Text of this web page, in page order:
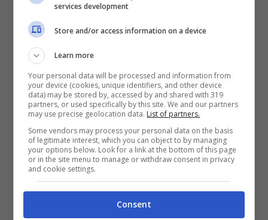
dopo Marte. Con il passare del tempo
miglioreranno lentamente le condizioni di
osservabilità, ma per individuarlo, come di
consueto, è necessario il
essendo osservabile a occhio nudo.
Nettuno si trova ancora nella costellazione
dell’Acquario, dove è destinato a rimanere
fino al 2022.
pianeta sorgerà intorno alla mezzanotte,
services development
Store and/or access information on a device
Learn more
Your personal data will be processed and information from
your device (cookies, unique identifiers, and other device
data) may be stored by, accessed by and shared with 319
partners, or used specifically by this site. We and our partners
may use precise geolocation data. List of partners.
Some vendors may process your personal data on the basis
of legitimate interest, which you can object to by managing
your options below. Look for a link at the bottom of this page
or in the site menu to manage or withdraw consent in privacy
and cookie settings.
Consent